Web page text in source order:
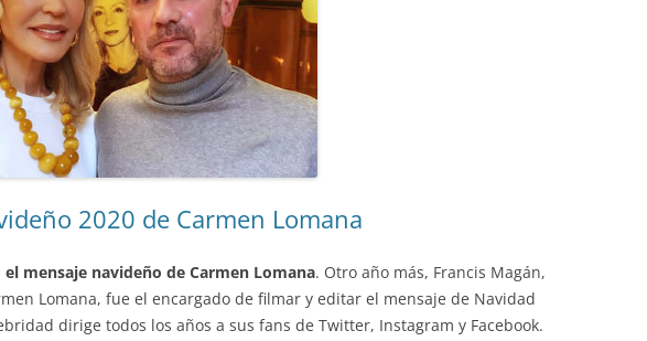
2020 de Carmen Lomana
el mensaje navideño de Carmen Lomana. Otro año más, Francis Magán,
Lomana, fue el encargado de filmar y editar el mensaje de Navidad
dirige todos los años a sus fans de Twitter, Instagram y Facebook.